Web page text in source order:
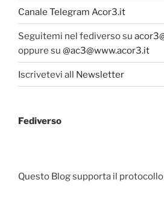
Canale Telegram Acor3.it
Seguitemi nel fediverso su
oppure su @ac3@www.acor3.it
Iscrivetevi all Newsletter
Fediverso
Questo Blog supporta il protocollo